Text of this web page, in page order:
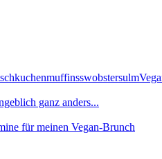
kuchenmuffinsswobstersulm
ganz anders...
für meinen Vegan-Brunch